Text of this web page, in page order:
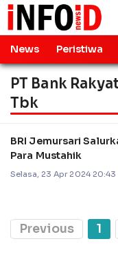
News Peristiwa
PT Bank
Tbk
BRI Jemursari
Para Mustahik
Selasa, 23 Apr 2024 20:43
Previous 1